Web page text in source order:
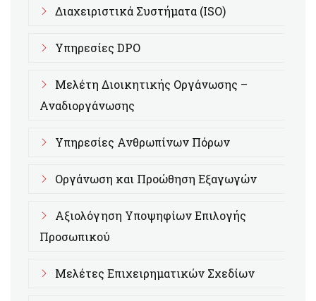
Διαχειριστικά Συστήματα (ISO)
Υπηρεσίες DPO
Μελέτη Διοικητικής Οργάνωσης –
Αναδιοργάνωσης
Υπηρεσίες Ανθρωπίνων Πόρων
Οργάνωση και Προώθηση Εξαγωγών
Αξιολόγηση Υποψηφίων Επιλογής
Προσωπικού
Μελέτες Επιχειρηματικών Σχεδίων